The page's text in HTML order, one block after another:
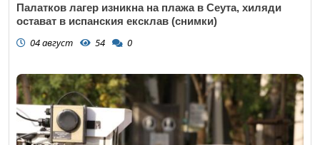
Палатков лагер изникна на плажа в Сеута, хиляди
остават в испанския ексклав (снимки)
04 август 54 0